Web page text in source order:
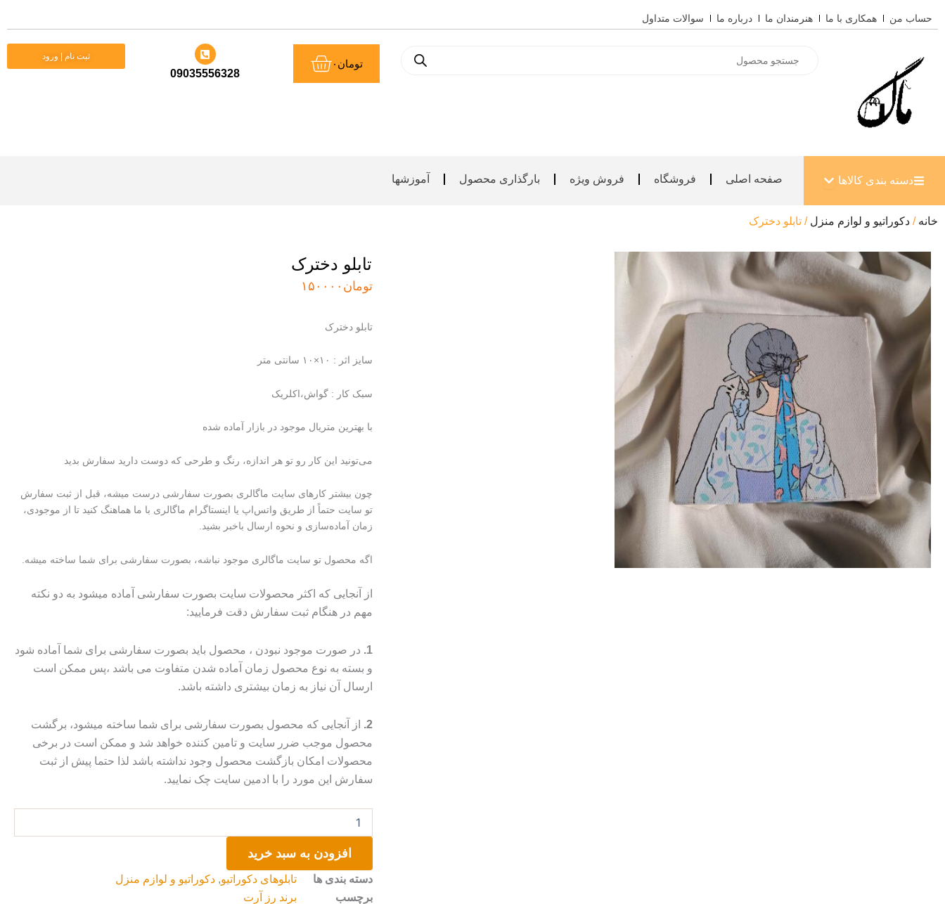
به
حساب من همکاری با ما هنرمندان ما درباره ما سوالات متداول
search
تومان ۰سبد
خرید
09035556328
ثبت نام | ورود
دسته بندی کالاها باز کردن دسته بندی کالاها
صفحه اصلی فروشگاه فروش ویژه بارگذاری محصول آموزشها
خانه / دکوراتیو و لوازم منزل / تابلو دخترک
تابلو دخترک
تومان ۱۵۰۰۰۰
تابلو دخترک
سایز اثر : ۱۰×۱۰ سانتی متر
سبک کار : گواش،اکلریک
با بهترین متریال موجود در بازار آماده شده
می‌تونید این کار رو تو هر اندازه، رنگ و طرحی که دوست دارید سفارش بدید
چون بیشتر کارهای سایت ماگالری بصورت سفارشی درست میشه، قبل از ثبت سفارش
تو سایت حتماً از طریق واتس‌اپ یا اینستاگرام ماگالری با ما هماهنگ کنید تا از موجودی،
زمان آماده‌سازی و نحوه ارسال باخبر بشید.
اگه محصول تو سایت ماگالری موجود نباشه، بصورت سفارشی برای شما ساخته میشه.
از آنجایی که اکثر محصولات سایت بصورت سفارشی آماده میشود به دو نکته
مهم در هنگام ثبت سفارش دقت فرمایید:
1. در صورت موجود نبودن ، محصول باید بصورت سفارشی برای شما آماده شود
و بسته به نوع محصول زمان آماده شدن متفاوت می باشد ،پس ممکن است
ارسال آن نیاز به زمان بیشتری داشته باشد.
2.
از آنجایی که محصول بصورت سفارشی برای شما ساخته میشود، برگشت
محصول موجب ضرر سایت و تامین کننده خواهد شد و ممکن است در برخی
محصولات امکان بازگشت محصول وجود نداشته باشد لذا حتما پیش از ثبت
سفارش این مورد را با ادمین سایت چک نمایید.
دخترک
افزودن به سبد خرید
دسته بندی ها تابلوهای دکوراتیو,دکوراتیو و لوازم منزل
برچسب
برند رز آرت